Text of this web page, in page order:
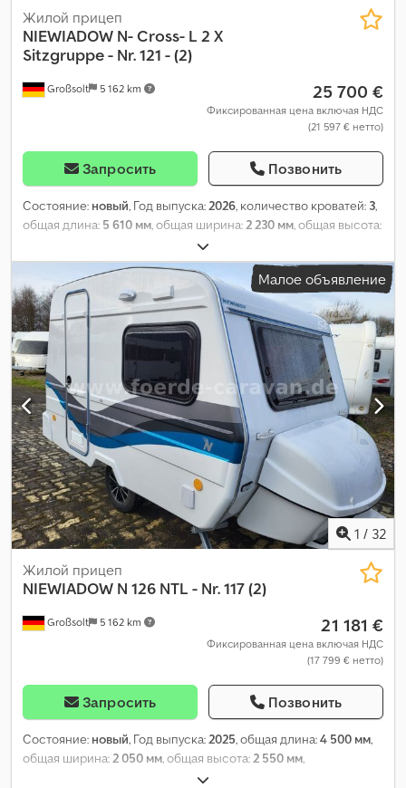
Großsolt 5 162 km
Жилой прицеп
NIEWIADOW N- Cross- L 2 X
Sitzgruppe - Nr. 121 - (2)
25 700 €
Фиксированная цена включая НДС
(21 597 € нетто)
Запросить Позвонить
Состояние: новый, Год выпуска:2026, количество кроватей: 3,
общая длина: 5 610 мм, общая ширина:2 230 мм, общая высота:
1 ось
Оборудование:ванная комната, отопитель стояночный,
Малое объявление
1 / 32
Großsolt 5 162 km
Жилой прицеп
NIEWIADOW N 126 NTL - Nr. 117 (2)
21 181 €
Фиксированная цена включая НДС
(17 799 € нетто)
Запросить Позвонить
Состояние: новый, Год выпуска:2025, общая длина:4 500 мм,
общая ширина:2 050 мм, общая высота:2 550 мм,
, общий вес: